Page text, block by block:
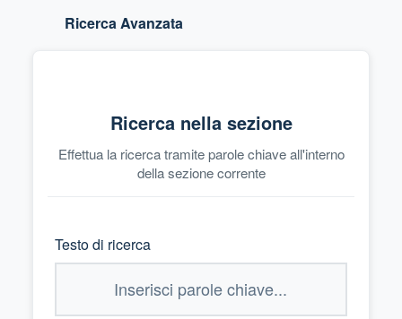
Ricerca Avanzata
Ricerca nella sezione
Effettua la ricerca tramite parole chiave all'interno
della sezione corrente
Testo di ricerca